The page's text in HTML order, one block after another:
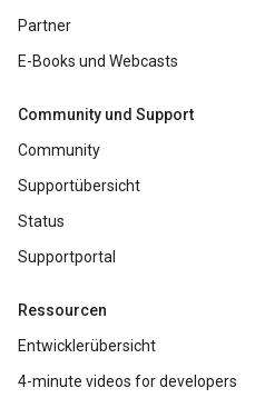
Partner
E-Books und Webcasts
Community und Support
Community
Supportübersicht
Status
Supportportal
Ressourcen
Entwicklerübersicht
4-minute videos for developers